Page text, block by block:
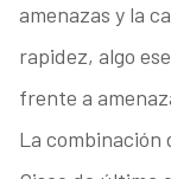
amenazas y la
rapidez, algo
frente a
La combinación